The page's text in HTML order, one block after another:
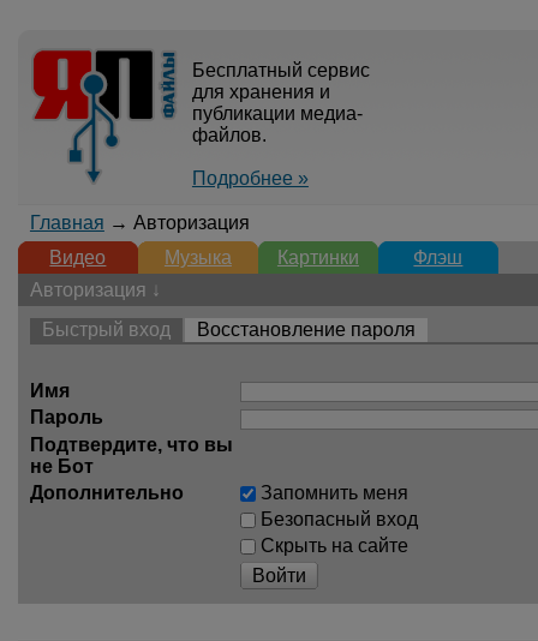
Бесплатный сервис
для хранения и
публикации медиа-
файлов.
Подробнее »
Главная → Авторизация
Видео
Музыка Картинки
Флэш
Авторизация ↓
Быстрый вход
Восстановление пароля
Имя
Пароль
Подтвердите, что вы
не Бот
Дополнительно
Запомнить меня
Безопасный вход
Скрыть на сайте
Войти